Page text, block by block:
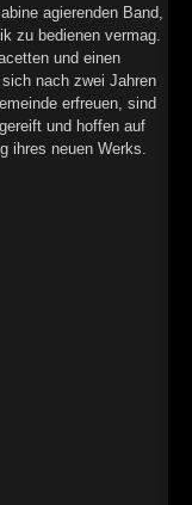
agierenden Band,
zu bedienen vermag.
und einen
nach zwei Jahren
erfreuen, sind
und hoffen auf
ihres neuen Werks.